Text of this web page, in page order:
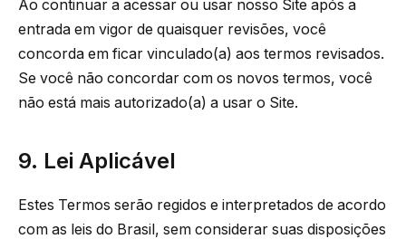
Ao continuar a acessar ou usar nosso Site após a
entrada em vigor de quaisquer revisões, você
concorda em ficar vinculado(a) aos termos revisados.
Se você não concordar com os novos termos, você
não está mais autorizado(a) a usar o Site.
9. Lei Aplicável
Estes Termos serão regidos e interpretados de acordo
com as leis do Brasil, sem considerar suas disposições